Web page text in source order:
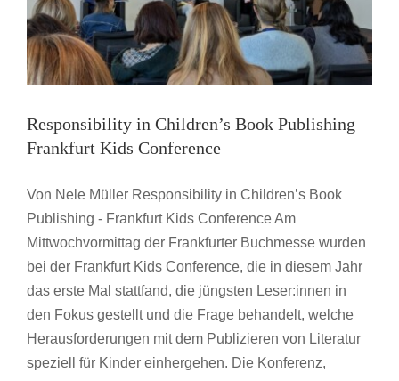
Responsibility in Children’s Book Publishing –
Frankfurt Kids Conference
Von Nele Müller Responsibility in Children’s Book
Publishing - Frankfurt Kids Conference Am
Mittwochvormittag der Frankfurter Buchmesse wurden
bei der Frankfurt Kids Conference, die in diesem Jahr
das erste Mal stattfand, die jüngsten Leser:innen in
den Fokus gestellt und die Frage behandelt, welche
Herausforderungen mit dem Publizieren von Literatur
speziell für Kinder einhergehen. Die Konferenz,